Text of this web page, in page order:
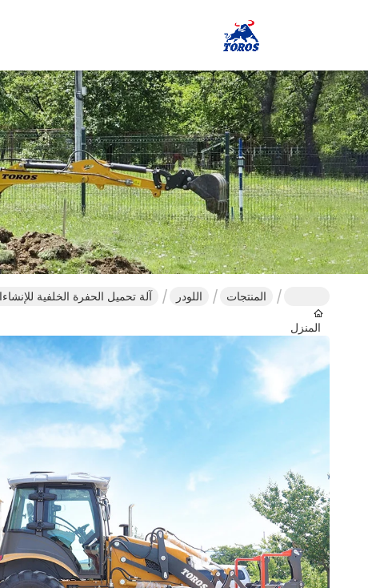
المنزل
المنتجات اللودر آلة تحميل الحفرة الخلفية